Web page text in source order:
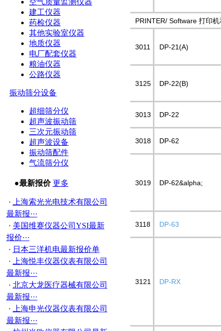
空气质量监测仪器
建工仪器
药检仪器
其他实验室仪器
地质仪器
电厂配套仪器
粮油仪器
公路仪器
振动筛分设备
超细筛分仪
超声波振动筛
三次元振动筛
超声波设备
振动筛配件
气流筛分仪
●最新报价 更多
·
上海索光光电技术有限公司
最新报···
· 美国维赛仪器公司YSI最新
报价···
· 日本三洋机电最新报价单
·
上海悦丰仪器仪表有限公司
最新报···
· 北京大龙医疗器械有限公司
最新报···
·
上海申光仪器仪表有限公司
最新报···
PRINTER/ Software 打印机
3011 DP-21(A)
3125 DP-22(B)
3013 DP-22
3018 DP-62
3019 DP-62&alpha;
3118 DP-63
3121 DP-RX